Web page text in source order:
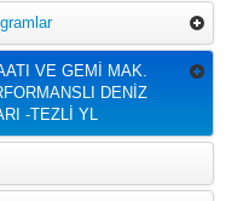
VE GEMİ MAK.
DENİZ
-TEZLİ YL